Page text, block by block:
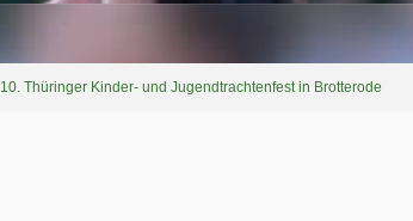
10. Thüringer Kinder- und Jugendtrachtenfest in Brotterode